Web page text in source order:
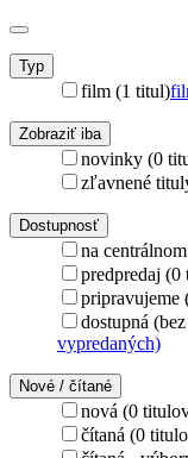
Typ
film (1 titul)
Zobraziť iba
novinky (0
zľavnené
Dostupnosť
na
predpredaj (0
pripravujeme
dostupná
vypredaných)
Nové / čítané
nová (0
čítaná (0